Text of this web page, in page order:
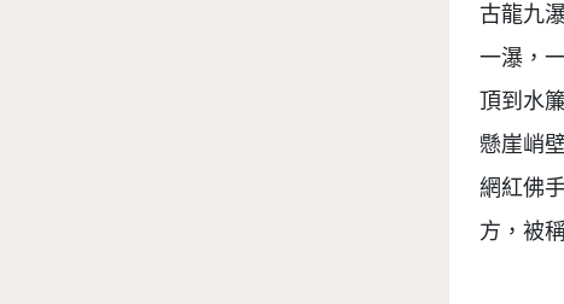
古龍九
一瀑，
頂到水
懸崖峭
網紅佛
方，被